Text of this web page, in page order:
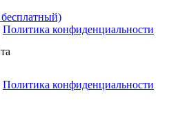
Политика конфиденциальности
Политика конфиденциальности